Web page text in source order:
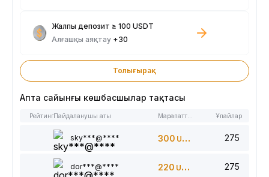
Жалпы депозит ≥ 100 USDT
Алғашқы аяқтау +30
Толығырақ
Апта сайынғы көшбасшылар тақтасы
РейтингПайдаланушы аты Ұпайлар
sky***@**** 300 USDT 275
dor***@**** 220 USDT 275